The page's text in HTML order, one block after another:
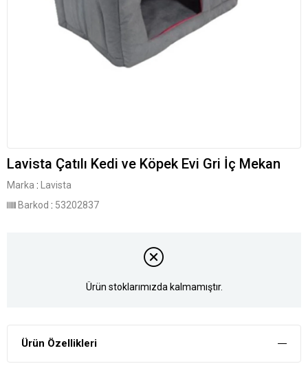
Lavista Çatılı Kedi ve Köpek Evi Gri İç Mekan
Marka :
Lavista
Barkod : 53202837
Ürün stoklarımızda kalmamıştır.
Ürün Özellikleri